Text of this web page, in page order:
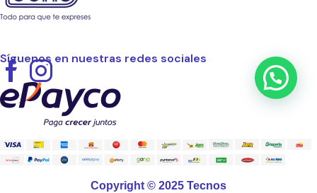
Síguenos en nuestras redes sociales
Facebook
Instagram
Copyright © 2025 Tecnos